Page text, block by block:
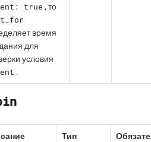
true , то
время
для
условия
.
Тип